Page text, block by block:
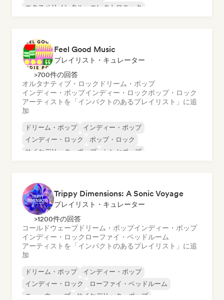
エクスペリメンタル・エレクトロニック
Feel Good Music
プレイリスト・キュレーター
>700件の回答
オルタナティブ・ロック ドリーム・ポップ
インディー・ポップインディー・ロックポップ・ロック
アーティストを「インパクトのあるプレイリスト」に追
加
ドリーム・ポップ
インディー・ポップ
インディー・ロック
ポップ・ロック
サイケデリック・ポップ
シンセポップ
Trippy Dimensions: A Sonic Voyage
プレイリスト・キュレーター
>1200件の回答
コールドウェーブ ドリーム・ポップインディー・ポップ
インディー・ロック ローファイ・ベッドルーム
アーティストを「インパクトのあるプレイリスト」に追
加
ドリーム・ポップ
インディー・ポップ
インディー・ロック
ローファイ・ベッドルーム
ニューウェーブ
サイケデリック・ポップ